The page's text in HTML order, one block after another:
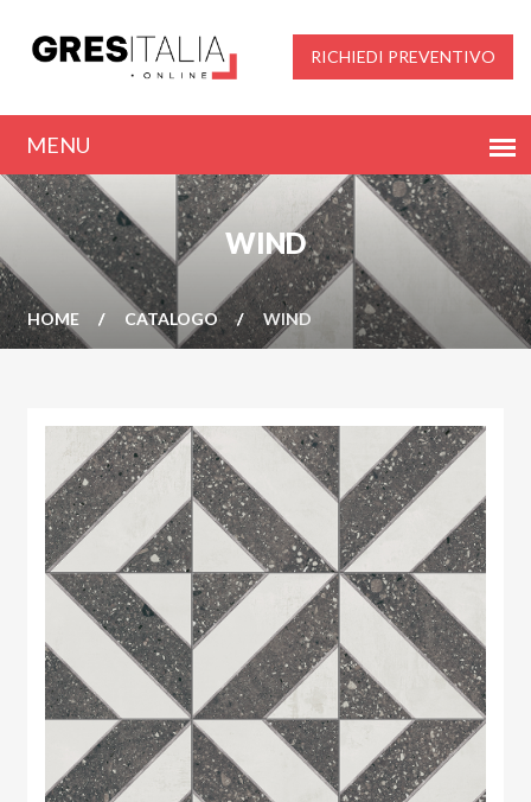
RICHIEDI PREVENTIVO
WIND
HOME CATALOGO WIND